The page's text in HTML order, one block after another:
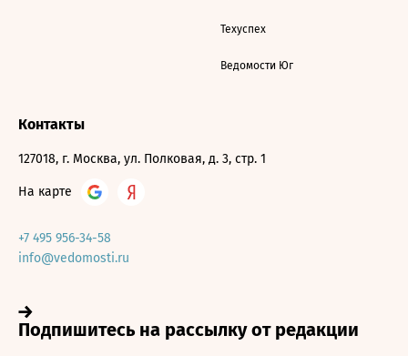
Техуспех
Ведомости Юг
Контакты
127018, г. Москва, ул. Полковая, д. 3, стр. 1
На карте
+7 495 956-34-58
info@vedomosti.ru